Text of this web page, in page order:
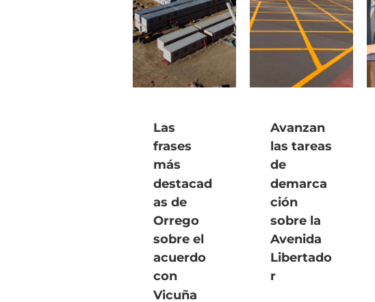
Las
frases
más
destacad
as de
Orrego
sobre el
acuerdo
con
Vicuña
Avanzan
las tareas
de
demarca
ción
sobre la
Avenida
Libertado
r